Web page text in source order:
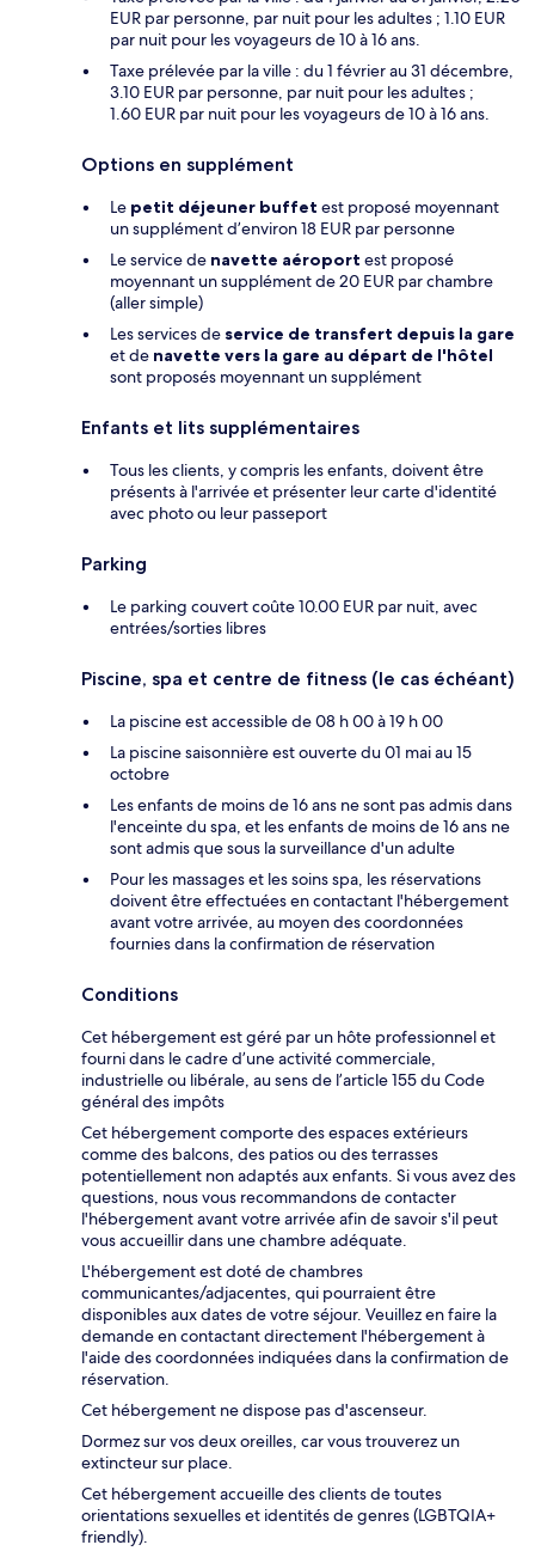
EUR par personne, par nuit pour les adultes ; 1.10 EUR
par nuit pour les voyageurs de 10 à 16 ans.
Taxe prélevée par la ville : du 1 février au 31 décembre,
3.10 EUR par personne, par nuit pour les adultes ;
1.60 EUR par nuit pour les voyageurs de 10 à 16 ans.
Options en supplément
Le petit déjeuner buffet est proposé moyennant
un supplément d’environ 18 EUR par personne
Le service de navette aéroport est proposé
moyennant un supplément de 20 EUR par chambre
(aller simple)
Les services de service de transfert depuis la gare
et de navette vers la gare au départ de l'hôtel
sont proposés moyennant un supplément
Enfants et lits supplémentaires
Tous les clients, y compris les enfants, doivent être
présents à l'arrivée et présenter leur carte d'identité
avec photo ou leur passeport
Parking
Le parking couvert coûte 10.00 EUR par nuit, avec
entrées/sorties libres
Piscine, spa et centre de fitness (le cas échéant)
La piscine est accessible de 08 h 00 à 19 h 00
La piscine saisonnière est ouverte du 01 mai au 15
octobre
Les enfants de moins de 16 ans ne sont pas admis dans
l'enceinte du spa, et les enfants de moins de 16 ans ne
sont admis que sous la surveillance d'un adulte
Pour les massages et les soins spa, les réservations
doivent être effectuées en contactant l'hébergement
avant votre arrivée, au moyen des coordonnées
fournies dans la confirmation de réservation
Conditions
Cet hébergement est géré par un hôte professionnel et
fourni dans le cadre d’une activité commerciale,
industrielle ou libérale, au sens de l’article 155 du Code
général des impôts
Cet hébergement comporte des espaces extérieurs
comme des balcons, des patios ou des terrasses
potentiellement non adaptés aux enfants. Si vous avez des
questions, nous vous recommandons de contacter
l'hébergement avant votre arrivée afin de savoir s'il peut
vous accueillir dans une chambre adéquate.
L'hébergement est doté de chambres
communicantes/adjacentes, qui pourraient être
disponibles aux dates de votre séjour. Veuillez en faire la
demande en contactant directement l'hébergement à
l'aide des coordonnées indiquées dans la confirmation de
réservation.
Cet hébergement ne dispose pas d'ascenseur.
Dormez sur vos deux oreilles, car vous trouverez un
extincteur sur place.
Cet hébergement accueille des clients de toutes
orientations sexuelles et identités de genres (LGBTQIA+
friendly).